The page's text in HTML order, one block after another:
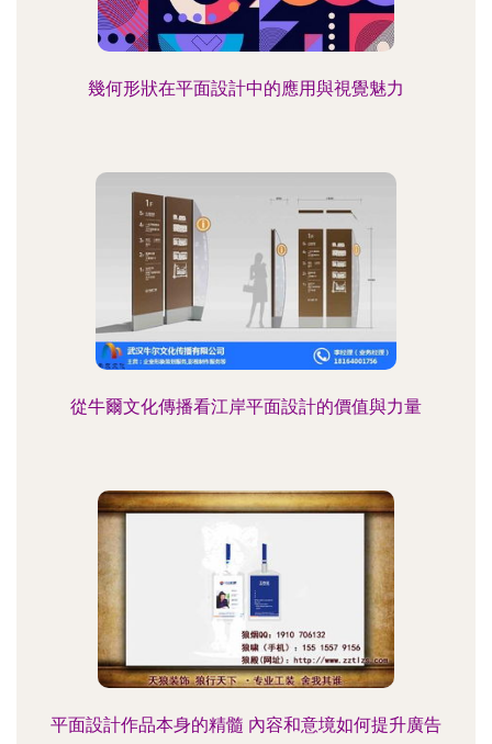
幾何形狀在平面設計中的應用與視覺魅力
從牛爾文化傳播看江岸平面設計的價值與力量
平面設計作品本身的精髓 內容和意境如何提升廣告